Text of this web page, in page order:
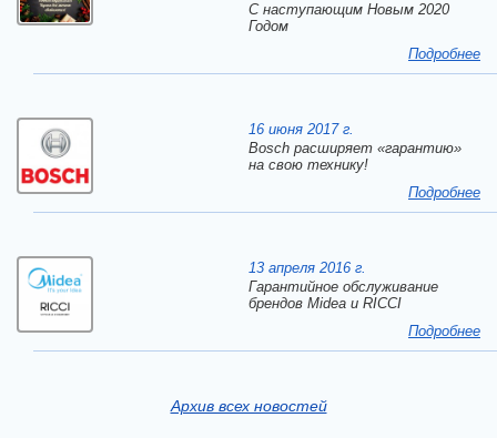
C наступающим Новым 2020
Годом
Подробнее
16 июня 2017 г.
Bosch расширяет «гарантию»
на свою технику!
Подробнее
13 апреля 2016 г.
Гарантийное обслуживание
брендов Midea и RICCI
Подробнее
Архив всех новостей